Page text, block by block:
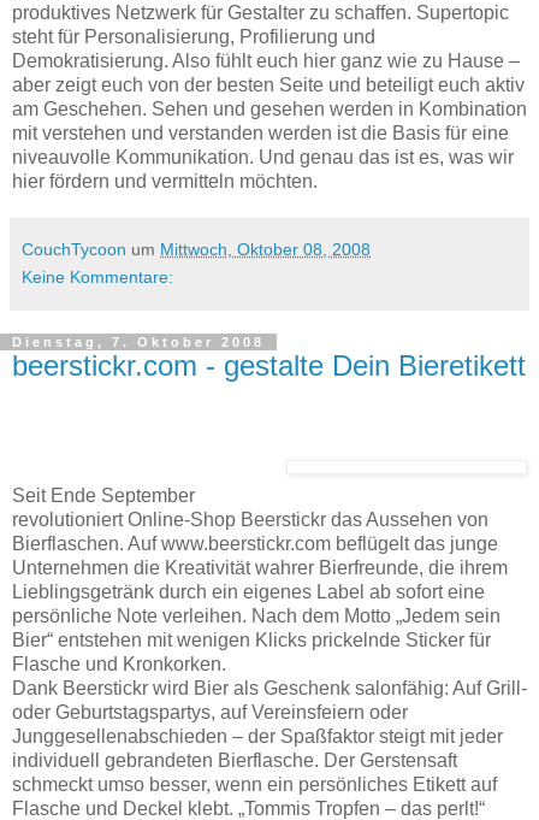
produktives Netzwerk für Gestalter zu schaffen. Supertopic
steht für Personalisierung, Profilierung und
Demokratisierung. Also fühlt euch hier ganz wie zu Hause –
aber zeigt euch von der besten Seite und beteiligt euch aktiv
am Geschehen. Sehen und gesehen werden in Kombination
mit verstehen und verstanden werden ist die Basis für eine
niveauvolle Kommunikation. Und genau das ist es, was wir
hier fördern und vermitteln möchten.
CouchTycoon um Mittwoch, Oktober 08, 2008
Keine Kommentare:
Dienstag, 7. Oktober 2008
beerstickr.com - gestalte Dein Bieretikett
Seit Ende September
revolutioniert Online-Shop Beerstickr das Aussehen von
Bierflaschen. Auf www.beerstickr.com beflügelt das junge
Unternehmen die Kreativität wahrer Bierfreunde, die ihrem
Lieblingsgetränk durch ein eigenes Label ab sofort eine
persönliche Note verleihen. Nach dem Motto „Jedem sein
Bier“ entstehen mit wenigen Klicks prickelnde Sticker für
Flasche und Kronkorken.
Dank Beerstickr wird Bier als Geschenk salonfähig: Auf Grill-
oder Geburtstagspartys, auf Vereinsfeiern oder
Junggesellenabschieden – der Spaßfaktor steigt mit jeder
individuell gebrandeten Bierflasche. Der Gerstensaft
schmeckt umso besser, wenn ein persönliches Etikett auf
Flasche und Deckel klebt. „Tommis Tropfen – das perlt!“